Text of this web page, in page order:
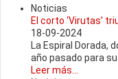
Noticias
El corto ‘Virutas’
18-09-2024
La Espiral Dorada,
año pasado para su
Leer más...